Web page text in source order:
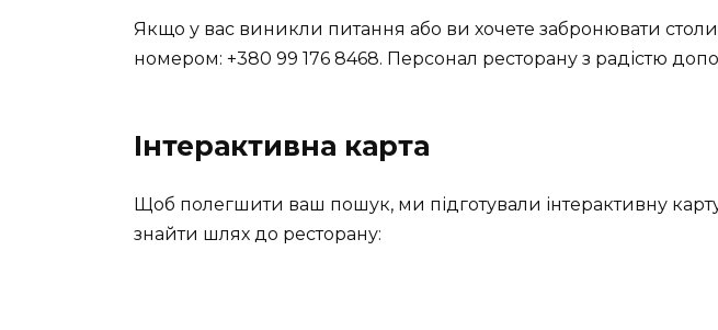
Якщо у вас виникли питання або ви хочете забронювати
номером: +380 99 176 8468. Персонал ресторану з радістю
Інтерактивна карта
Щоб полегшити ваш пошук, ми підготували інтерактивну
знайти шлях до ресторану: